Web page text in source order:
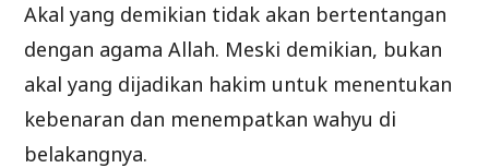
Akal yang demikian tidak akan bertentangan
dengan agama Allah. Meski demikian, bukan
akal yang dijadikan hakim untuk menentukan
kebenaran dan menempatkan wahyu di
belakangnya.